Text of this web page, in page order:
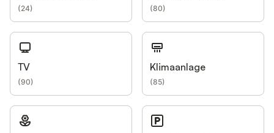
(24) (80)
TV
(90)
Klimaanlage
(85)